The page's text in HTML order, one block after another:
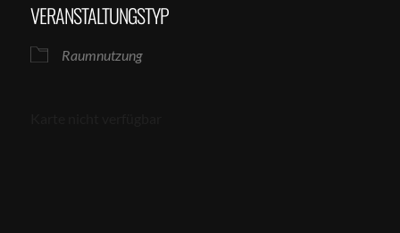
VERANSTALTUNGSTYP
Raumnutzung